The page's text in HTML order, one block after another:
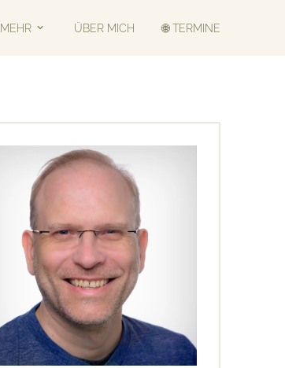
MEHR ÜBER MICH 🌐 TERMINE